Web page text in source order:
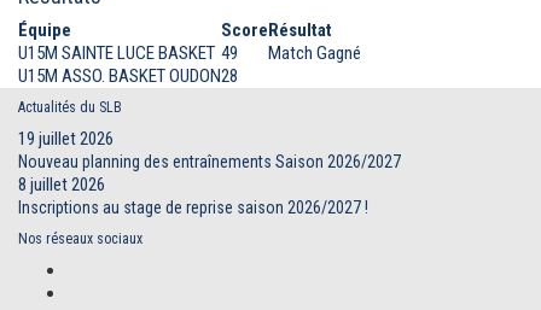
Équipe ScoreRésultat
U15M SAINTE LUCE BASKET 49
Match Gagné
U15M ASSO. BASKET OUDON28
Actualités du SLB
19 juillet 2026
Nouveau planning des entraînements Saison 2026/2027
8 juillet 2026
Inscriptions au stage de reprise saison 2026/2027 !
Nos réseaux sociaux